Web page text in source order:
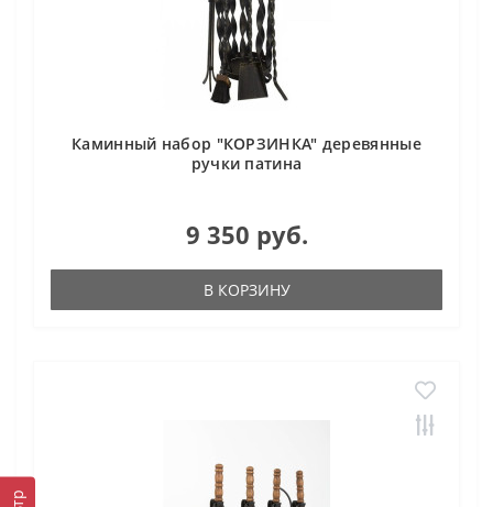
Каминный набор "КОРЗИНКА" деревянные
ручки патина
9 350 руб.
В КОРЗИНУ